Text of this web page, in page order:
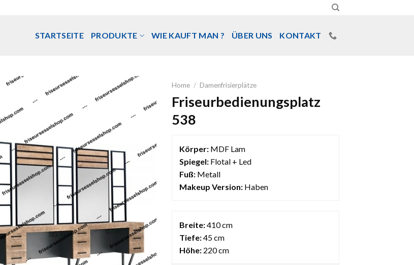
STARTSEITE PRODUKTE WIE KAUFT MAN ? ÜBER UNS KONTAKT
Home / Damenfrisierplätze
Friseurbedienungsplatz
538
Körper: MDF Lam
Spiegel: Flotal + Led
Fuß: Metall
Makeup Version: Haben
Breite:410 cm
Tiefe:45 cm
Höhe: 220 cm